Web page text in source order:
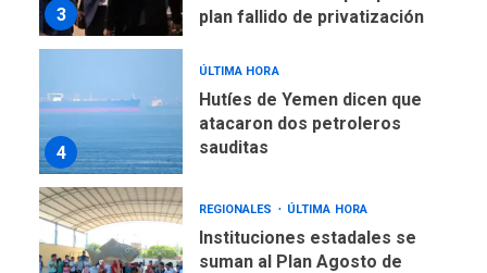
3
plan fallido de privatización
4
ÚLTIMA HORA
Hutíes de Yemen dicen que
atacaron dos petroleros
sauditas
REGIONALES ÚLTIMA HORA
Instituciones estadales se
suman al Plan Agosto de